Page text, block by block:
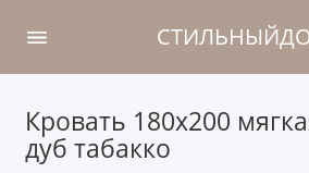
Кровать 180x200
дуб табакко